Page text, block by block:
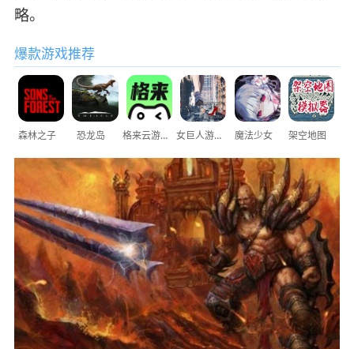
略。
爆款游戏推荐
森林之子 恐龙岛 格来云游戏 女巨人游乐场 魔法少女 架空地图